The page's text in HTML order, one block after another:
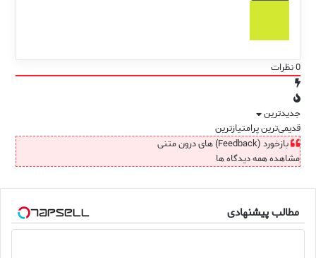
0نظرات
جدیدترین
قدیمی‌ترینپرامتیازترین
بازخورد (Feedback) های درون متنی
مشاهده همه دیدگاه ها
مطالب پیشنهادی